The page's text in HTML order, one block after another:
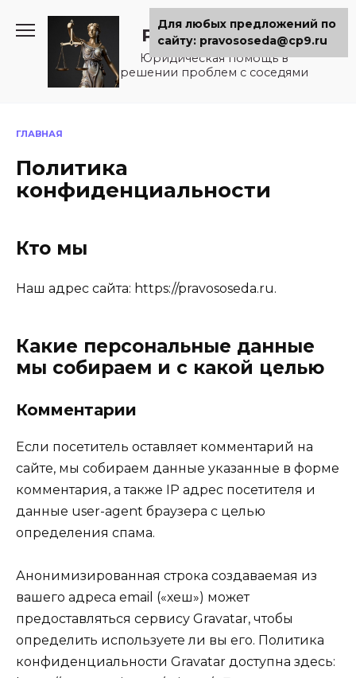
содержанию
Pravososeda.ru
Юридическая помощь в
решении проблем с соседями
ГЛАВНАЯ
Политика
конфиденциальности
Кто мы
Наш адрес сайта: https://pravososeda.ru.
Какие персональные данные
мы собираем и с какой целью
Комментарии
Если посетитель оставляет комментарий на
сайте, мы собираем данные указанные в форме
комментария, а также IP адрес посетителя и
данные user-agent браузера с целью
определения спама.
Анонимизированная строка создаваемая из
вашего адреса email («хеш») может
предоставляться сервису Gravatar, чтобы
определить используете ли вы его. Политика
конфиденциальности Gravatar доступна здесь:
Для любых предложений по
сайту: pravososeda@cp9.ru